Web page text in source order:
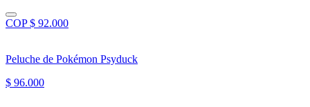
COP $ 92.000
Peluche de Pokémon Psyduck
$ 96.000